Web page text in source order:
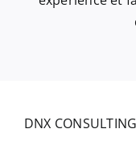
DNX CONSULTING